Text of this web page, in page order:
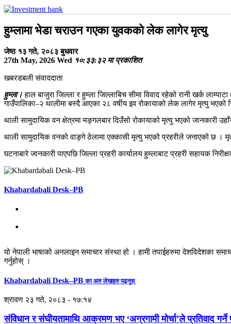
हुम्लामा भेडा चराउन गएका युवकको लेक लागेर मृत्यु
जेष्ठ १३ गते, २०८३ बुधवार
27th May, 2026 Wed १०:३३:३२ मा प्रकाशित
खबरडबली संवाददाता
हुम्ला।हाल बाजुरा जिल्ला र हुम्ला जिल्लाबिच सीमा विवाद रहेको रानी खर्क
गाउँपालिका–२ थालीमा बस्दै आएका २८ वर्षीय इव रोकायाको लेक लागेर मृत्यु
थाली सामुदायिक वन क्षेत्रमा मङ्गलबार दिउँसो रोकायाको मृत्यु भएको जानकारी
थाली सामुदायिक वनको वाङ्गे ठेलामा एक्कासी मृत्यु भएको प्रहरीले जनाएको छ ।
घटनाबारे जानकारी पाएपछि जिल्ला प्रहरी कार्यालय हुम्लाबाट प्रहरी सहायक
Khabardabali Desk–PB
यो नेपाली भाषाको अनलाइन समाचार संस्था हो । हामी तपाईहरुमा देशविदेशका
गर्नुहोस् ।
Khabardabali Desk–PBका अरु लेखहरु पढ्नुस्
श्रावण २३ गते, २०८३ - १७:१४
संविधान र संघीयतामाथि आक्रमण भए ‘अग्रगामी मोर्चा’ले प्रतिवाद गर्ने